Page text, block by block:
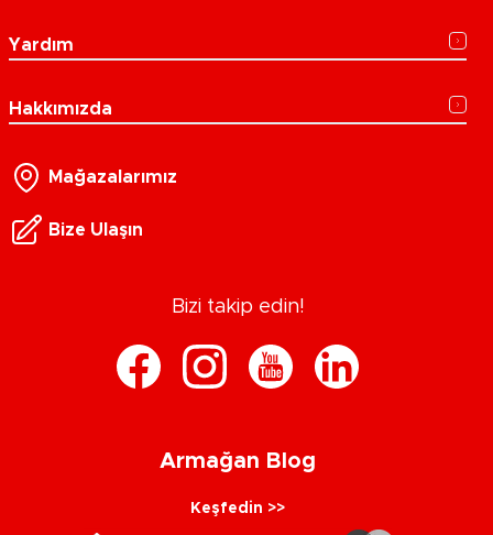
Yardım
Hakkımızda
Mağazalarımız
Bize Ulaşın
Bizi takip edin!
Armağan Blog
Keşfedin >>